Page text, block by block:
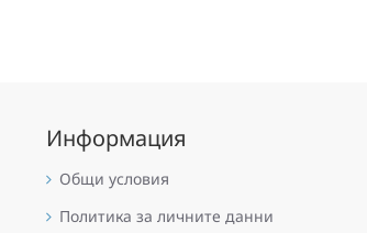
Информация
Общи условия
Политика за личните данни